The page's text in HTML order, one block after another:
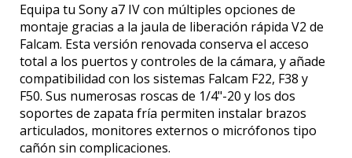
de
imágenes
Equipa tu Sony a7 IV con múltiples opciones de
montaje gracias a la jaula de liberación rápida V2 de
Falcam. Esta versión renovada conserva el acceso
total a los puertos y controles de la cámara, y añade
compatibilidad con los sistemas Falcam F22, F38 y
F50. Sus numerosas roscas de 1/4"-20 y los dos
soportes de zapata fría permiten instalar brazos
articulados, monitores externos o micrófonos tipo
cañón sin complicaciones.